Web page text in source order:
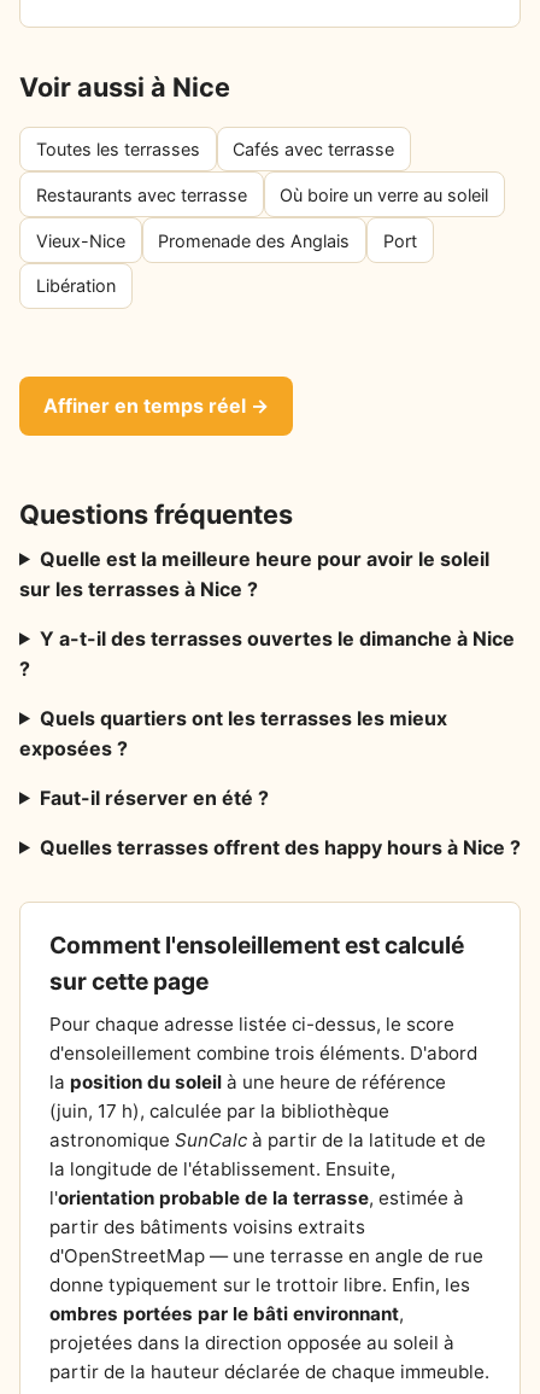
Voir aussi à Nice
Toutes les terrasses Cafés avec terrasse
Restaurants avec terrasse Où boire un verre au soleil
Vieux-Nice Promenade des Anglais Port
Libération
Affiner en temps réel →
Questions fréquentes
Quelle est la meilleure heure pour avoir le soleil
sur les terrasses à Nice ?
Y a-t-il des terrasses ouvertes le dimanche à Nice
?
Quels quartiers ont les terrasses les mieux
exposées ?
Faut-il réserver en été ?
Quelles terrasses offrent des happy hours à Nice ?
Comment l'ensoleillement est calculé
sur cette page
Pour chaque adresse listée ci-dessus, le score
d'ensoleillement combine trois éléments. D'abord
la position du soleil à une heure de référence
(juin, 17 h), calculée par la bibliothèque
astronomique SunCalc à partir de la latitude et de
la longitude de l'établissement. Ensuite,
l'orientation probable de la terrasse, estimée à
partir des bâtiments voisins extraits
d'OpenStreetMap — une terrasse en angle de rue
donne typiquement sur le trottoir libre. Enfin, les
ombres portées par le bâti environnant,
projetées dans la direction opposée au soleil à
partir de la hauteur déclarée de chaque immeuble.